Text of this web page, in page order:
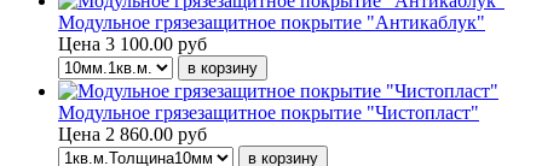
Модульное грязезащитное покрытие "Антикаблук"
Цена 3 100.00 руб
Модульное грязезащитное покрытие "Чистопласт"
Цена 2 860.00 руб